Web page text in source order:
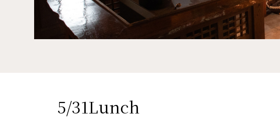
5/31Lunch